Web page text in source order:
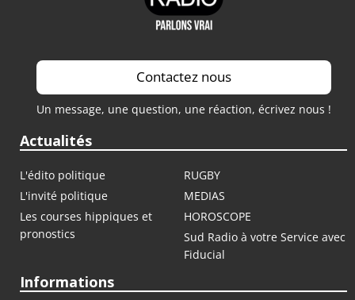
Contactez nous
Un message, une question, une réaction, écrivez nous !
Actualités
L'édito politique
RUGBY
L'invité politique
MEDIAS
Les courses hippiques et
pronostics
HOROSCOPE
Sud Radio à votre Service avec
Fiducial
Informations